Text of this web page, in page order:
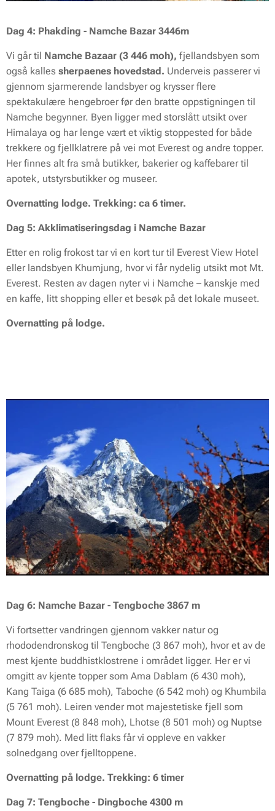
Dag 4: Phakding - Namche Bazar 3446m
Vi går til Namche Bazaar (3 446 moh), fjellandsbyen som
også kalles sherpaenes hovedstad. Underveis passerer vi
gjennom sjarmerende landsbyer og krysser flere
spektakulære hengebroer før den bratte oppstigningen til
Namche begynner. Byen ligger med storslått utsikt over
Himalaya og har lenge vært et viktig stoppested for både
trekkere og fjellklatrere på vei mot Everest og andre topper.
Her finnes alt fra små butikker, bakerier og kaffebarer til
apotek, utstyrsbutikker og museer.
Overnatting lodge. Trekking: ca 6 timer.
Dag 5: Akklimatiseringsdag i Namche Bazar
Etter en rolig frokost tar vi en kort tur til Everest View Hotel
eller landsbyen Khumjung, hvor vi får nydelig utsikt mot Mt.
Everest. Resten av dagen nyter vi i Namche – kanskje med
en kaffe, litt shopping eller et besøk på det lokale museet.
Overnatting på lodge.
Dag 6: Namche Bazar - Tengboche 3867 m
Vi fortsetter vandringen gjennom vakker natur og
rhododendronskog til Tengboche (3 867 moh), hvor et av de
mest kjente buddhistklostrene i området ligger. Her er vi
omgitt av kjente topper som Ama Dablam (6 430 moh),
Kang Taiga (6 685 moh), Taboche (6 542 moh) og Khumbila
(5 761 moh). Leiren vender mot majestetiske fjell som
Mount Everest (8 848 moh), Lhotse (8 501 moh) og Nuptse
(7 879 moh). Med litt flaks får vi oppleve en vakker
solnedgang over fjelltoppene.
Overnatting på lodge. Trekking: 6 timer
Dag 7: Tengboche - Dingboche 4300 m